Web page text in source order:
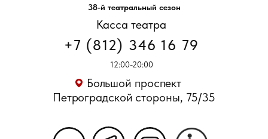
12:00-20:00
+7 (812) 346 16 79
38-й театральный сезон
Большой проспект
Петроградской стороны, 75/35
Касса театра